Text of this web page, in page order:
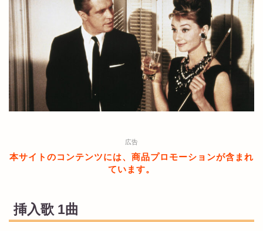
広告
本サイトのコンテンツには、商品プロモーションが含まれ
ています。
挿入歌 1曲